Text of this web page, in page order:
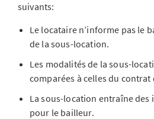
suivants:
Le locataire n’informe pas le
de la sous-location.
Les modalités de la sous-
comparées à celles du
La sous-location entraîne
pour le bailleur.